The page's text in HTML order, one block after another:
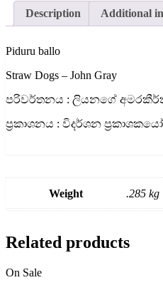
Description Additional
Piduru ballo
Straw Dogs – John Gray
පරිවර්තනය : ලියනගේ අමරකීර්ති –
ප්‍රකාශනය : විදර්ශන ප්‍රකාශකයෝ –
Weight .285 kg
Related products
On Sale